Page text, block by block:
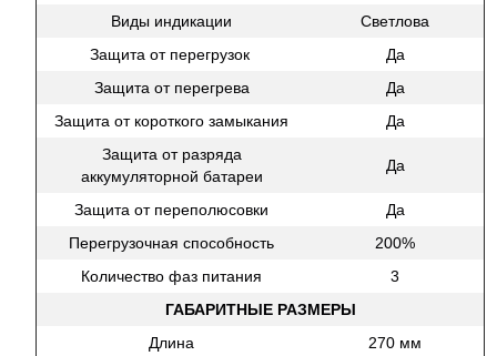
Виды индикации
Светлова
Защита от перегрузок
Да
Защита от перегрева
Да
Защита от короткого замыкания
Да
Защита от разряда
аккумуляторной батареи
Да
Защита от переполюсовки
Да
Перегрузочная способность
200%
Количество фаз питания
3
ГАБАРИТНЫЕ РАЗМЕРЫ
Длина
270 мм